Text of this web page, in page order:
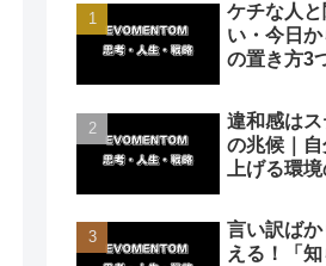
ケチな人
い・今日
の置き方3
違和感は
の兆候｜
上げる環
言い訳ば
える！「知